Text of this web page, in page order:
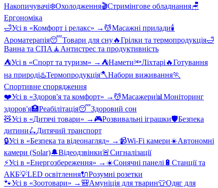
Накопичувачі❄️Охолодження🎬Стримінгове обладнання🪑
Ергономіка
🛁Усі в «Комфорт і релакс» → 💆Масажні прилади🕯️
Ароматерапія😴Товари для сну🔥Грілки та термопродукція🛁
Ванна та СПА 🧘 Антистрес та продуктивність
⛺Усі в «Спорт та туризм» → ⛺Намети🔦Ліхтарі 🔥Готування
на природі♨️Термопродукція🪓Набори виживання🏃
Спортивне спорядження
❤️Усі в «Здоров'я та комфорт» → 💆Масажери📊 Моніторинг
здоров'я🏥Реабілітація😴Здоровий сон
🧸Усі в «Дитячі товари» → 🎮Розвивальні іграшки🛡️Безпека
дитини🛴Дитячий транспорт
🔒Усі в «Безпека та відеонагляд» → 📹Wi-Fi камери☀️Автономні
камери (Solar)🔔Відеодзвінки🚨Сигналізації
⚡Усі в «Енергозбереження» → ☀️Сонячні панелі 🔋 Станції та
АКБ💡LED освітлення🔌Розумні розетки
🐾Усі в «Зоотовари» → 🎒Амуніція для тварин👕Одяг для